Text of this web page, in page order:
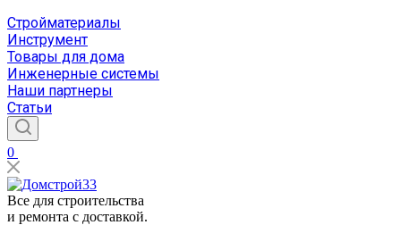
Стройматериалы
Инструмент
Товары для дома
Инженерные системы
Наши партнеры
Статьи
0
Все для строительства
и ремонта с доставкой.